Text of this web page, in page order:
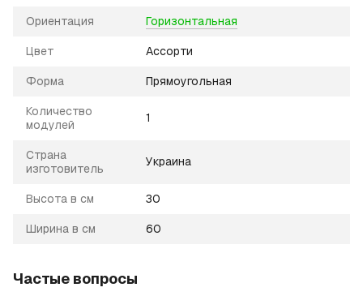
Ориентация Горизонтальная
Цвет Ассорти
Форма Прямоугольная
Количество
модулей
1
Страна
изготовитель
Украина
Высота в см 30
Ширина в см 60
Частые вопросы